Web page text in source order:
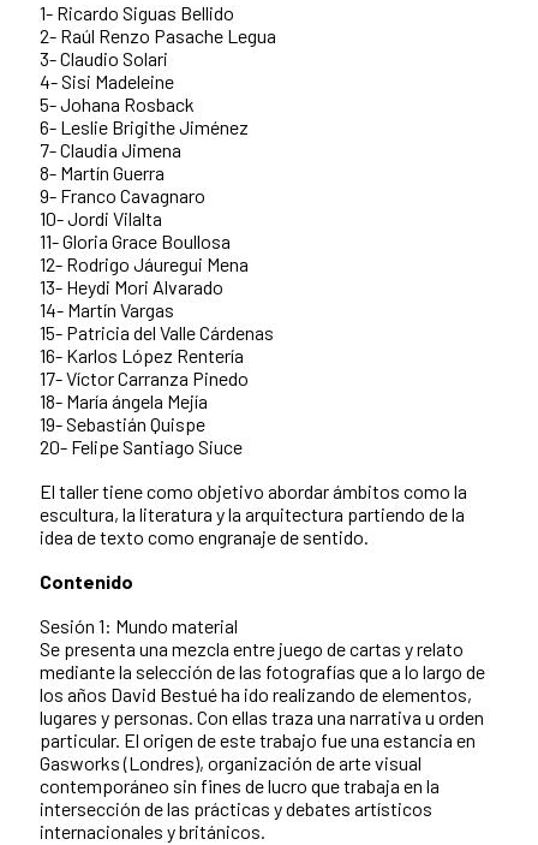
1- Ricardo Siguas Bellido
2- Raúl Renzo Pasache Legua
3- Claudio Solari
4- Sisi Madeleine
5- Johana Rosback
6- Leslie Brigithe Jiménez
7- Claudia Jimena
8- Martín Guerra
9- Franco Cavagnaro
10- Jordi Vilalta
11- Gloria Grace Boullosa
12- Rodrigo Jáuregui Mena
13- Heydi Mori Alvarado
14- Martín Vargas
15- Patricia del Valle Cárdenas
16- Karlos López Rentería
17- Víctor Carranza Pinedo
18- María ángela Mejía
19- Sebastián Quispe
20- Felipe Santiago Siuce
El taller tiene como objetivo abordar ámbitos como la
escultura, la literatura y la arquitectura partiendo de la
idea de texto como engranaje de sentido.
Contenido
Sesión 1: Mundo material
Se presenta una mezcla entre juego de cartas y relato
mediante la selección de las fotografías que a lo largo de
los años David Bestué ha ido realizando de elementos,
lugares y personas. Con ellas traza una narrativa u orden
particular. El origen de este trabajo fue una estancia en
Gasworks (Londres), organización de arte visual
contemporáneo sin fines de lucro que trabaja en la
intersección de las prácticas y debates artísticos
internacionales y británicos.